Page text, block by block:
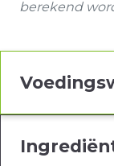
berekend